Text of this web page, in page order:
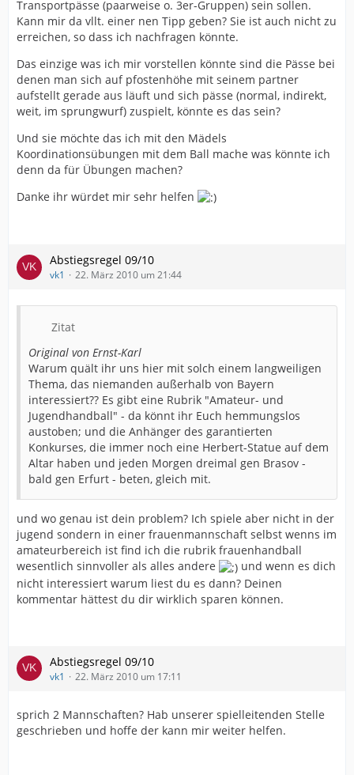
Transportpässe (paarweise o. 3er-Gruppen) sein sollen.
Kann mir da vllt. einer nen Tipp geben? Sie ist auch nicht zu
erreichen, so dass ich nachfragen könnte.
Das einzige was ich mir vorstellen könnte sind die Pässe bei
denen man sich auf pfostenhöhe mit seinem partner
aufstellt gerade aus läuft und sich pässe (normal, indirekt,
weit, im sprungwurf) zuspielt, könnte es das sein?
Und sie möchte das ich mit den Mädels
Koordinationsübungen mit dem Ball mache was könnte ich
denn da für Übungen machen?
Danke ihr würdet mir sehr helfen
Abstiegsregel 09/10
vk1 22. März 2010 um 21:44
Zitat
Original von Ernst-Karl
Warum quält ihr uns hier mit solch einem langweiligen
Thema, das niemanden außerhalb von Bayern
interessiert?? Es gibt eine Rubrik "Amateur- und
Jugendhandball" - da könnt ihr Euch hemmungslos
austoben; und die Anhänger des garantierten
Konkurses, die immer noch eine Herbert-Statue auf dem
Altar haben und jeden Morgen dreimal gen Brasov -
bald gen Erfurt - beten, gleich mit.
und wo genau ist dein problem? Ich spiele aber nicht in der
jugend sondern in einer frauenmannschaft selbst wenns im
amateurbereich ist find ich die rubrik frauenhandball
wesentlich sinnvoller als alles andere
und wenn es dich
nicht interessiert warum liest du es dann? Deinen
kommentar hättest du dir wirklich sparen können.
Abstiegsregel 09/10
vk1 22. März 2010 um 17:11
sprich 2 Mannschaften? Hab unserer spielleitenden Stelle
geschrieben und hoffe der kann mir weiter helfen.